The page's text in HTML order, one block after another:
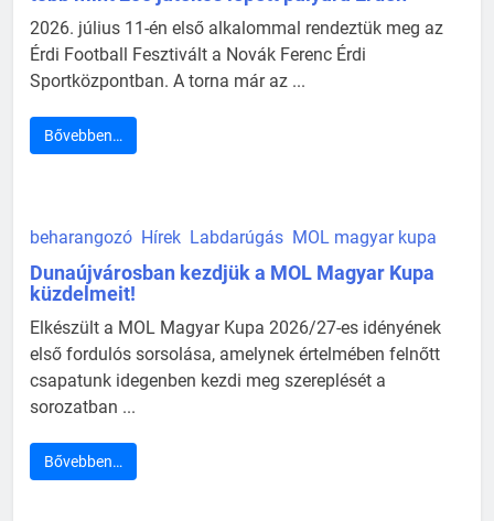
2026. július 11-én első alkalommal rendeztük meg az
Érdi Football Fesztivált a Novák Ferenc Érdi
Sportközpontban. A torna már az ...
Bővebben…
beharangozó Hírek Labdarúgás MOL magyar kupa
Dunaújvárosban kezdjük a MOL Magyar Kupa
küzdelmeit!
Elkészült a MOL Magyar Kupa 2026/27-es idényének
első fordulós sorsolása, amelynek értelmében felnőtt
csapatunk idegenben kezdi meg szereplését a
sorozatban ...
Bővebben…